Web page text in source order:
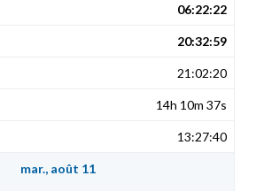
06:22:22
20:32:59
21:02:20
14h 10m 37s
13:27:40
mar., août 11